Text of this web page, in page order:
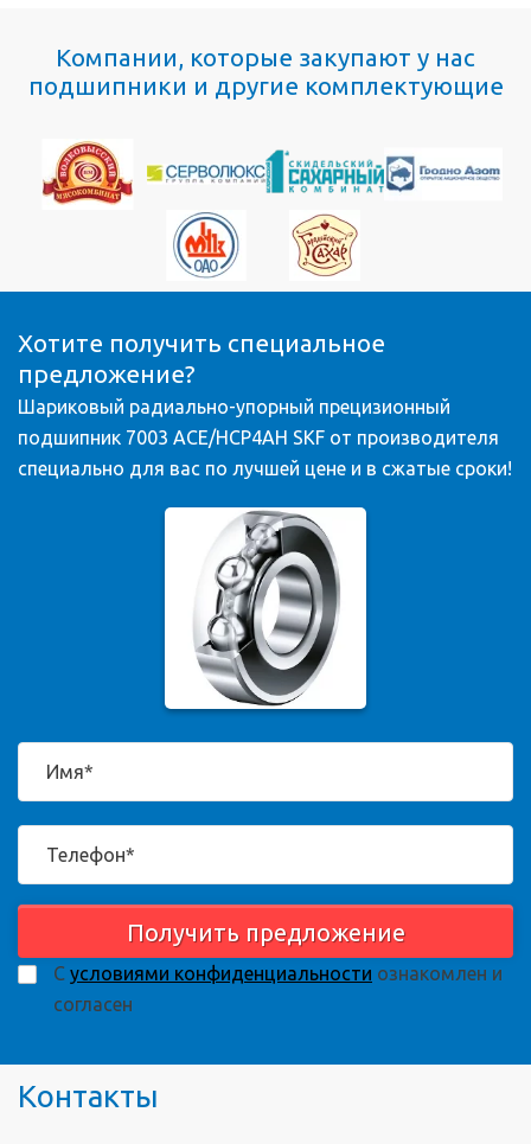
Компании, которые закупают у нас
подшипники и другие комплектующие
Хотите получить специальное
предложение?
Шариковый радиально-упорный прецизионный
подшипник 7003 ACE/HCP4AH SKF от производителя
специально для вас по лучшей цене и в сжатые сроки!
Получить предложение
С условиями конфиденциальности ознакомлен и
согласен
Контакты